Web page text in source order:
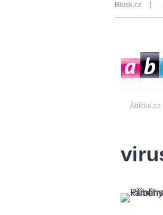
Blesk.cz
Ábíčko.cz